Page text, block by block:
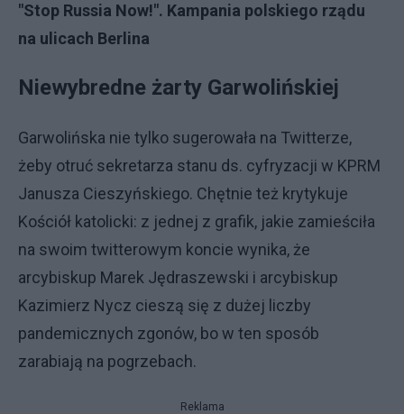
"Stop Russia Now!". Kampania polskiego rządu
na ulicach Berlina
Niewybredne żarty Garwolińskiej
Garwolińska nie tylko sugerowała na Twitterze,
żeby otruć sekretarza stanu ds. cyfryzacji w KPRM
Janusza Cieszyńskiego. Chętnie też krytykuje
Kościół katolicki: z jednej z grafik, jakie zamieściła
na swoim twitterowym koncie wynika, że
arcybiskup Marek Jędraszewski i arcybiskup
Kazimierz Nycz cieszą się z dużej liczby
pandemicznych zgonów, bo w ten sposób
zarabiają na pogrzebach.
Reklama